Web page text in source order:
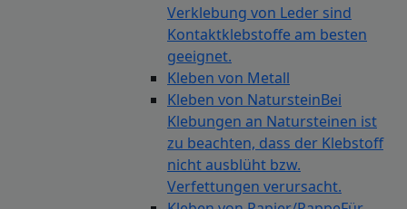
Verklebung von Leder sind
Kontaktklebstoffe am besten
geeignet.
Kleben von Metall
Kleben von NatursteinBei
Klebungen an Natursteinen ist
zu beachten, dass der Klebstoff
nicht ausblüht bzw.
Verfettungen verursacht.